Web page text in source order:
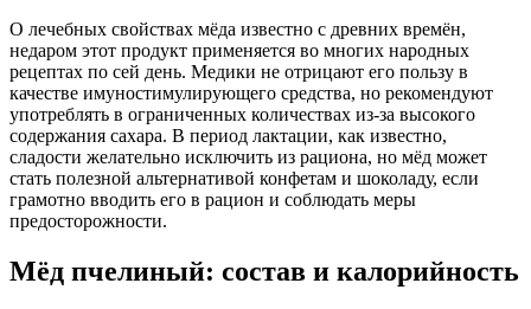
О лечебных свойствах мёда известно с древних времён,
недаром этот продукт применяется во многих народных
рецептах по сей день. Медики не отрицают его пользу в
качестве имуностимулирующего средства, но рекомендуют
употреблять в ограниченных количествах из-за высокого
содержания сахара. В период лактации, как известно,
сладости желательно исключить из рациона, но мёд может
стать полезной альтернативой конфетам и шоколаду, если
грамотно вводить его в рацион и соблюдать меры
предосторожности.
Мёд пчелиный: состав и калорийность